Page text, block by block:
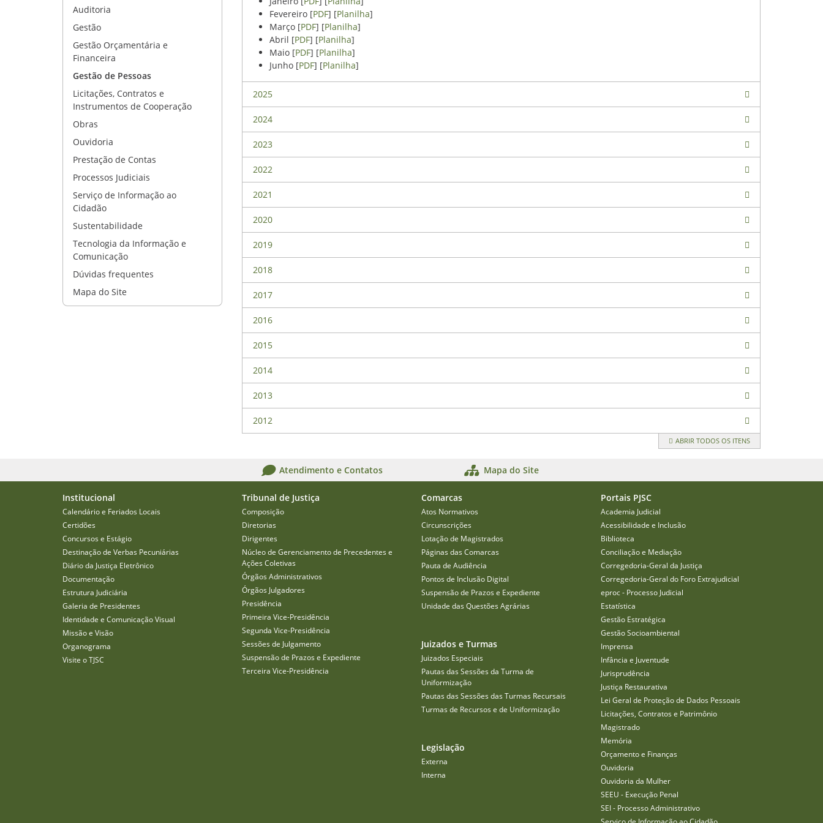
Auditoria
Gestão
Gestão Orçamentária e
Financeira
Gestão de Pessoas
Licitações, Contratos e
Instrumentos de Cooperação
Obras
Ouvidoria
Prestação de Contas
Processos Judiciais
Serviço de Informação ao
Cidadão
Sustentabilidade
Tecnologia da Informação e
Comunicação
Dúvidas frequentes
Mapa do Site
Fevereiro [PDF] [Planilha]
Março [PDF] [Planilha]
Abril [PDF] [Planilha]
Maio [PDF] [Planilha]
Junho [PDF] [Planilha]
2025
2024
2023
2022
2021
2020
2019
2018
2017
2016
2015
2014
2013
2012
ABRIR TODOS OS ITENS
Atendimento e Contatos Mapa do Site
Institucional
Calendário e Feriados Locais
Certidões
Concursos e Estágio
Destinação de Verbas Pecuniárias
Diário da Justiça Eletrônico
Documentação
Estrutura Judiciária
Galeria de Presidentes
Identidade e Comunicação Visual
Missão e Visão
Organograma
Visite o TJSC
Tribunal de Justiça
Composição
Diretorias
Dirigentes
Núcleo de Gerenciamento de Precedentes e
Ações Coletivas
Órgãos Administrativos
Órgãos Julgadores
Presidência
Primeira Vice-Presidência
Segunda Vice-Presidência
Sessões de Julgamento
Suspensão de Prazos e Expediente
Terceira Vice-Presidência
Comarcas
Atos Normativos
Circunscrições
Lotação de Magistrados
Páginas das Comarcas
Pauta de Audiência
Pontos de Inclusão Digital
Suspensão de Prazos e Expediente
Unidade das Questões Agrárias
Juizados e Turmas
Juizados Especiais
Pautas das Sessões da Turma de
Uniformização
Pautas das Sessões das Turmas Recursais
Turmas de Recursos e de Uniformização
Legislação
Externa
Interna
Portais PJSC
Academia Judicial
Acessibilidade e Inclusão
Biblioteca
Conciliação e Mediação
Corregedoria-Geral da Justiça
Corregedoria-Geral do Foro Extrajudicial
eproc - Processo Judicial
Estatística
Gestão Estratégica
Gestão Socioambiental
Imprensa
Infância e Juventude
Jurisprudência
Justiça Restaurativa
Lei Geral de Proteção de Dados Pessoais
Licitações, Contratos e Patrimônio
Magistrado
Memória
Orçamento e Finanças
Ouvidoria
Ouvidoria da Mulher
SEEU - Execução Penal
SEI - Processo Administrativo